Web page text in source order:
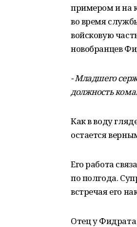
примером и на
во время
войсковую
новобранцев
- Младшего
должность
Как в воду
остается
Его работа
по полгода.
встречая его
Отец у Фидрата